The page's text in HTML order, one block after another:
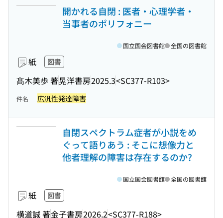
開かれる自閉 : 医者・心理学者・
当事者のポリフォニー
紙 図書
髙木美歩 著晃洋書房2025.3<SC377-R103>
国立国会図書館 全国の図書館
件名 広汎性発達障害
自閉スペクトラム症者が小説をめ
ぐって語りあう : そこに想像力と
他者理解の障害は存在するのか?
紙 図書
横道誠 著金子書房2026.2<SC377-R188>
国立国会図書館 全国の図書館